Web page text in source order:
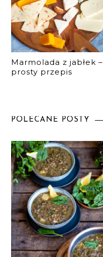
Marmolada z jabłek –
prosty przepis
POLECANE POSTY